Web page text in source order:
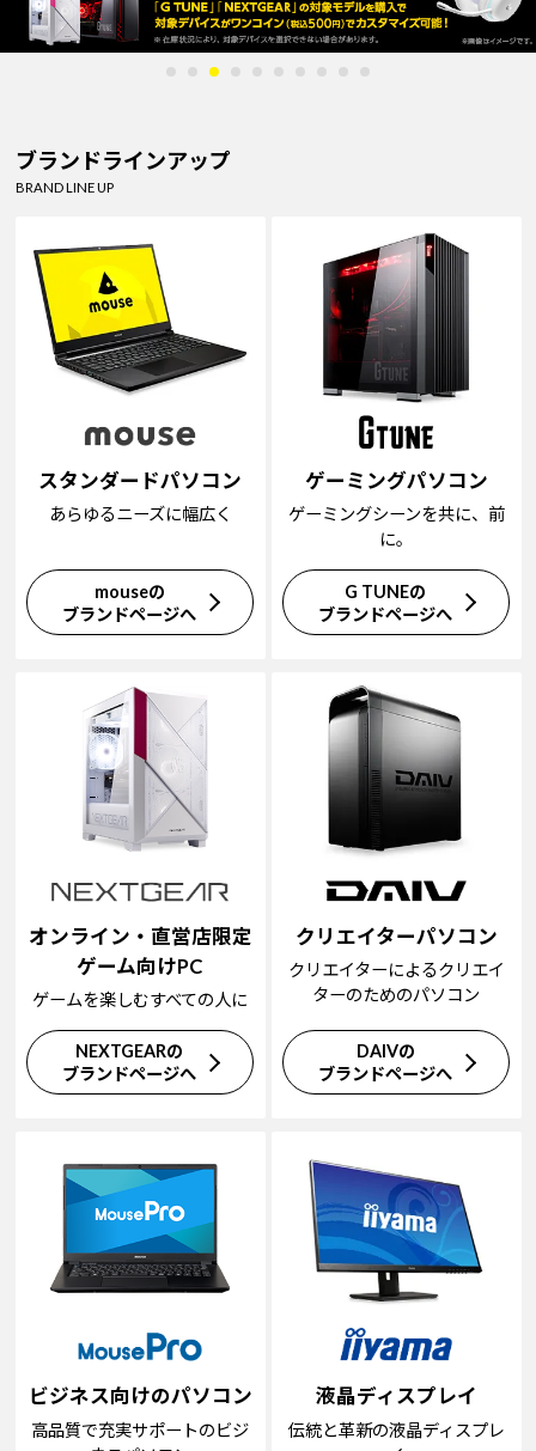
ブランドラインアップ
BRAND LINE UP
スタンダードパソコン
あらゆるニーズに幅広く
mouseの
ブランドページへ
ゲーミングパソコン
ゲーミングシーンを共に、前
に。
G TUNEの
ブランドページへ
オンライン・直営店限定
ゲーム向けPC
ゲームを楽しむすべての人に
NEXTGEARの
ブランドページへ
クリエイターパソコン
クリエイターによるクリエイ
ターのためのパソコン
DAIVの
ブランドページへ
ビジネス向けのパソコン
高品質で充実サポートのビジ
液晶ディスプレイ
伝統と革新の液晶ディスプレ